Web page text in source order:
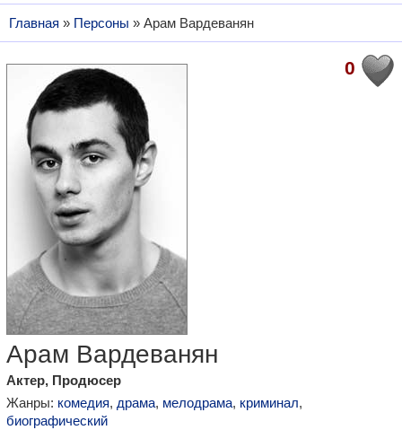
Главная » Персоны » Арам Вардеванян
0
Арам Вардеванян
Актер, Продюсер
Жанры: комедия, драма, мелодрама, криминал,
биографический